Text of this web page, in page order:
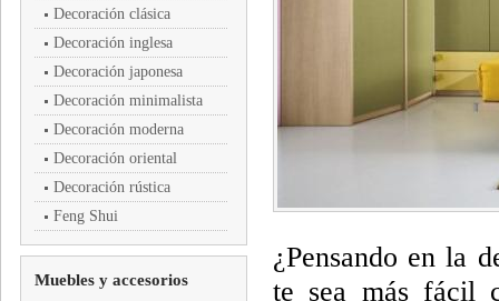
Decoración clásica
Decoración inglesa
Decoración japonesa
Decoración minimalista
Decoración moderna
Decoración oriental
Decoración rústica
Feng Shui
Muebles y accesorios
¿Pensando en la
te sea más fácil